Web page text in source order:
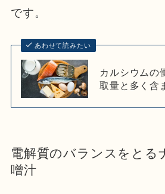
です。
あわせて読みたい
カルシウムの
取量と多く含
電解質のバランスをとる
噌汁